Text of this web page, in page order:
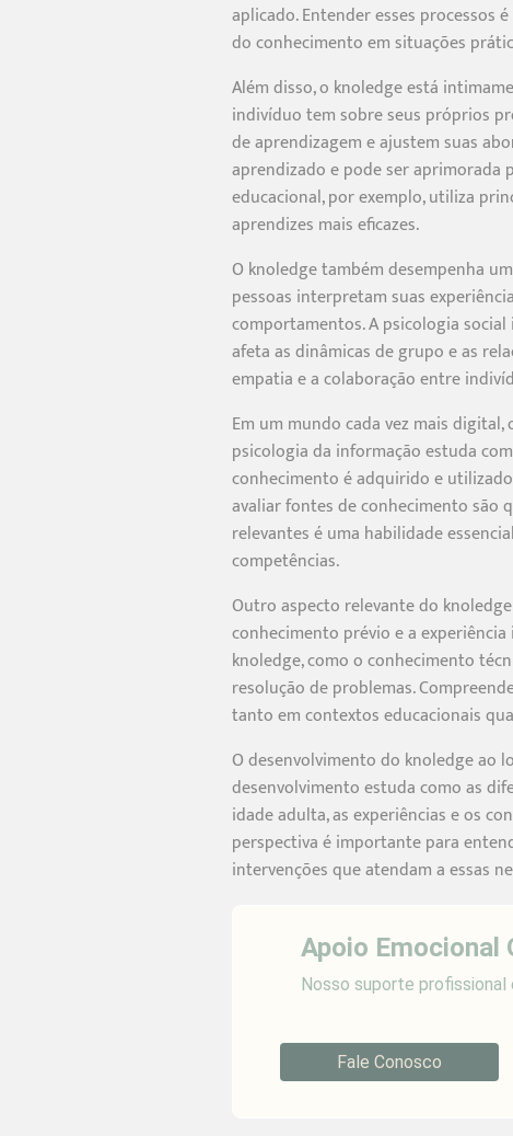
aplicado. Entender esses processos
do conhecimento em situações
Além disso, o knoledge está
indivíduo tem sobre seus próprios
de aprendizagem e ajustem suas
aprendizado e pode ser aprimorada
educacional, por exemplo, utiliza
aprendizes mais eficazes.
O knoledge também desempenha
pessoas interpretam suas
comportamentos. A psicologia
afeta as dinâmicas de grupo e as
empatia e a colaboração entre
Em um mundo cada vez mais
psicologia da informação estuda
conhecimento é adquirido e
avaliar fontes de conhecimento são
relevantes é uma habilidade
competências.
Outro aspecto relevante do
conhecimento prévio e a
knoledge, como o conhecimento
resolução de problemas.
tanto em contextos educacionais
O desenvolvimento do knoledge ao
desenvolvimento estuda como as
idade adulta, as experiências e os
perspectiva é importante para
intervenções que atendam a essas
Apoio Emocional
Nosso suporte profissional
Fale Conosco